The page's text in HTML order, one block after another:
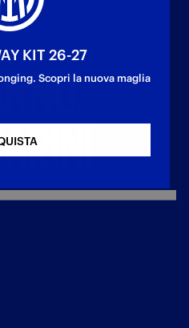
KIT 26-27
Scopri la nuova maglia